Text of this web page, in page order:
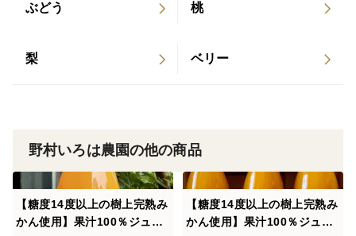
ぶどう 桃
梨 ベリー
野村いろは農園の他の商品
【糖度14度以上の樹上完熟み
かん使用】果汁100％ジュー
【糖度14度以上の樹上完熟み
かん使用】果汁100％ジュー